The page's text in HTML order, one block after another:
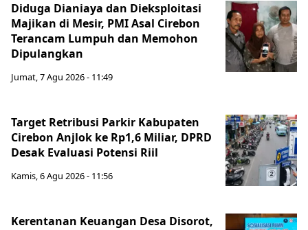
Diduga Dianiaya dan Dieksploitasi
Majikan di Mesir, PMI Asal Cirebon
Terancam Lumpuh dan Memohon
Dipulangkan
Jumat, 7 Agu 2026 - 11:49
Target Retribusi Parkir Kabupaten
Cirebon Anjlok ke Rp1,6 Miliar, DPRD
Desak Evaluasi Potensi Riil
Kamis, 6 Agu 2026 - 11:56
Kerentanan Keuangan Desa Disorot,